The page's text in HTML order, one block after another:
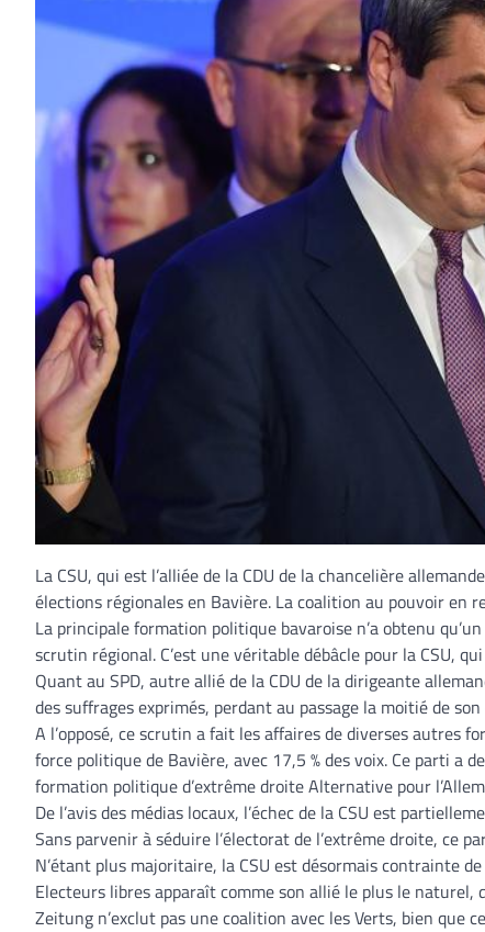
La CSU, qui est l’alliée de la CDU de la chancelière
élections régionales en Bavière. La coalition au pouvoir en
La principale formation politique bavaroise n’a obtenu
scrutin régional. C’est une véritable débâcle pour la CSU,
Quant au SPD, autre allié de la CDU de la dirigeante
des suffrages exprimés, perdant au passage la moitié de
A l’opposé, ce scrutin a fait les affaires de diverses autres
force politique de Bavière, avec 17,5 % des voix. Ce parti a
formation politique d’extrême droite Alternative pour
De l’avis des médias locaux, l’échec de la CSU est
Sans parvenir à séduire l’électorat de l’extrême droite, ce
N’étant plus majoritaire, la CSU est désormais contrainte
Electeurs libres apparaît comme son allié le plus le naturel,
Zeitung n’exclut pas une coalition avec les Verts, bien que